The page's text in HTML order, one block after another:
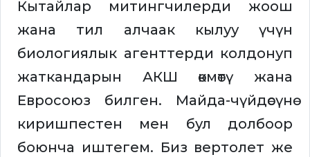
Кытайлар митингчилерди жоош
жана тил алчаак кылуу үчүн
биологиялык агенттерди колдонуп
жаткандарын АКШ өкмөтү жана
Евросоюз билген. Майда-чүйдөсүнө
киришпестен мен бул долбоор
боюнча иштегем. Биз вертолет же